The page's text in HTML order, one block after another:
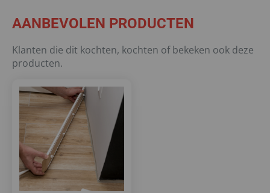
AANBEVOLEN PRODUCTEN
Klanten die dit kochten, kochten of bekeken ook deze
producten.